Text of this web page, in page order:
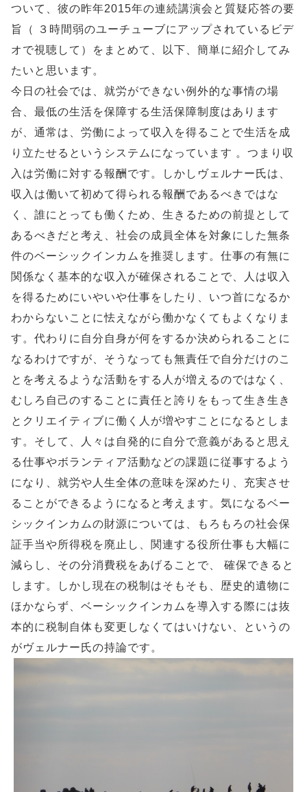
ついて、彼の昨年2015年の連続講演会と質疑応答の要
旨（ ３時間弱のユーチューブにアップされているビデ
オで視聴して）をまとめて、以下、簡単に紹介してみ
たいと思います。
今日の社会では、就労ができない例外的な事情の場
合、最低の生活を保障する生活保障制度はあります
が、通常は、労働によって収入を得ることで生活を成
り立たせるというシステムになっています 。つまり収
入は労働に対する報酬です。しかしヴェルナー氏は、
収入は働いて初めて得られる報酬であるべきではな
く、誰にとっても働くため、生きるための前提として
あるべきだと考え、社会の成員全体を対象にした無条
件のベーシックインカムを推奨します。仕事の有無に
関係なく基本的な収入が確保されることで、人は収入
を得るためにいやいや仕事をしたり、いつ首になるか
わからないことに怯えながら働かなくてもよくなりま
す。代わりに自分自身が何をするか決められることに
なるわけですが、そうなっても無責任で自分だけのこ
とを考えるような活動をする人が増えるのではなく、
むしろ自己のすることに責任と誇りをもって生き生き
とクリエイティブに働く人が増やすことになるとしま
す。そして、人々は自発的に自分で意義があると思え
る仕事やボランティア活動などの課題に従事するよう
になり、就労や人生全体の意味を深めたり、充実させ
ることができるようになると考えます。気になるベー
シックインカムの財源については、もろもろの社会保
証手当や所得税を廃止し、関連する役所仕事も大幅に
減らし、その分消費税をあげることで、 確保できると
します。しかし現在の税制はそもそも、歴史的遺物に
ほかならず、ベーシックインカムを導入する際には抜
本的に税制自体も変更しなくてはいけない、というの
がヴェルナー氏の持論です。